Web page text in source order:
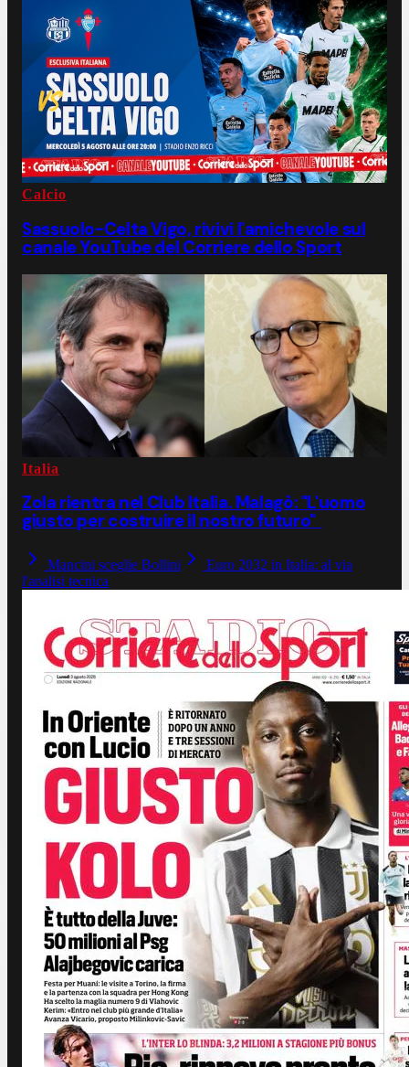
Calcio
Sassuolo-Celta Vigo, rivivi l'amichevole sul
canale YouTube del Corriere dello Sport
Italia
Zola rientra nel Club Italia. Malagò: "L'uomo
giusto per costruire il nostro futuro"
Mancini sceglie Bollini
Euro 2032 in Italia: al via
l'analisi tecnica